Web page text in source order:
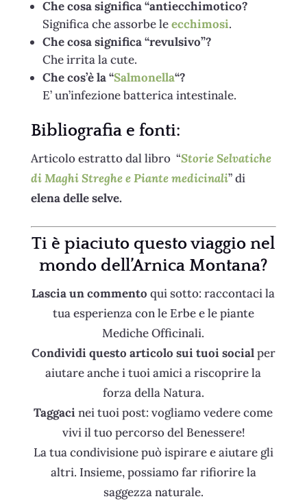
Che cosa significa “antiecchimotico?
Significa che assorbe leecchimosi.
Che cosa significa “revulsivo”?
Che irrita la cute.
Che cos’è la “Salmonella“?
E’ un’infezione batterica intestinale.
Bibliografia e fonti:
Articolo estratto dal libro “Storie Selvatiche
di Maghi Streghe e Piante medicinali” di
elena delle selve.
Ti è piaciuto questo viaggio nel
mondo dell’Arnica Montana?
Lascia un commento qui sotto: raccontaci la
tua esperienza con le Erbe e le piante
Mediche Officinali.
Condividi questo articolo sui tuoi socialper
aiutare anche i tuoi amici a riscoprire la
forza della Natura.
Taggacinei tuoi post: vogliamo vedere come
vivi il tuo percorso del Benessere!
La tua condivisione può ispirare e aiutare gli
altri. Insieme, possiamo far rifiorire la
saggezza naturale.